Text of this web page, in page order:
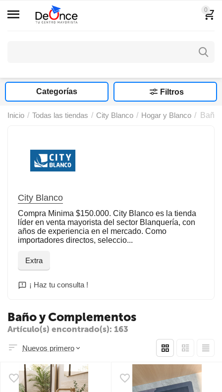
0
Categorías Filtros
Inicio / Todas las tiendas / City Blanco / Hogar y Blanco / Baño
Baño y Complementos
Artículo(s) encontrado(s): 163
Nuevos primero
City Blanco
Compra Minima $150.000. City Blanco es la tienda
líder en venta mayorista del sector Blanquería, con
años de experiencia en el mercado. Como
importadores directos, seleccio...
Extra
¡ Haz tu consulta !